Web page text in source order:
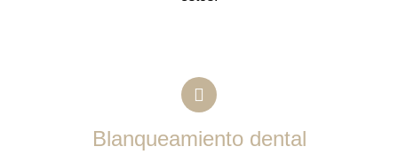
Blanqueamiento dental